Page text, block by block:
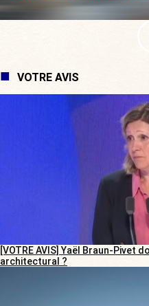
VOTRE AVIS
[VOTRE AVIS] Yaël Braun-Pivet
architectural ?